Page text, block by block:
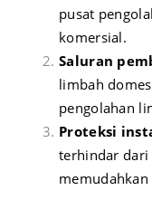
pusat
komersial.
Saluran
limbah
pengolahan
Proteksi
terhindar dari